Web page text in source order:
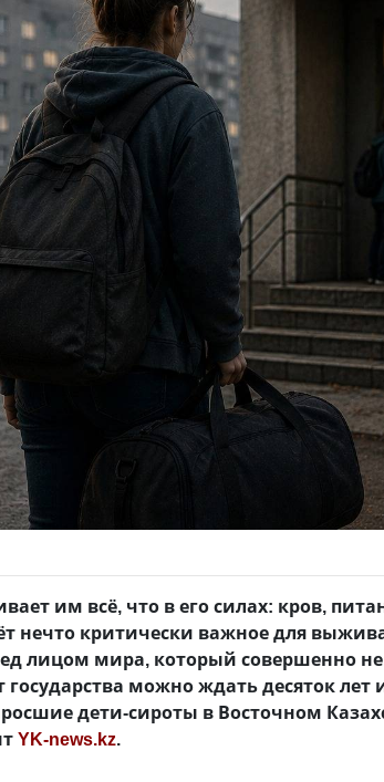
им всё, что в его силах: кров,
нечто критически важное для
лицом мира, который совершенно
государства можно ждать десяток
дети-сироты в Восточном
YK-news.kz.